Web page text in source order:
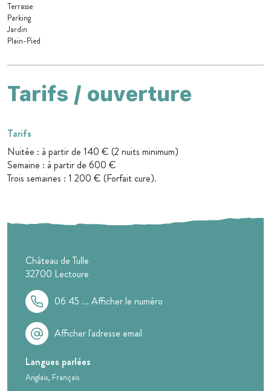
Terrasse
Parking
Jardin
Plain-Pied
Tarifs / ouverture
Tarifs
Nuitée : à partir de 140 € (2 nuits minimum)
Semaine : à partir de 600 €
Trois semaines : 1 200 € (Forfait cure).
Château de Tulle
32700 Lectoure
06 45 ... Afficher le numéro
Afficher l'adresse email
Langues parlées
Anglais Français